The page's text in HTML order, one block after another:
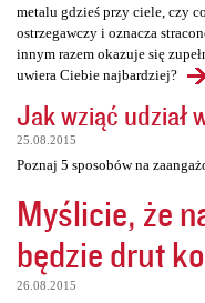
metalu gdzieś przy ciele, czy
ostrzegawczy i oznacza
innym razem okazuje się
uwiera Ciebie najbardziej?
Jak wziąć udział
25.08.2015
Poznaj 5 sposobów na
Myślicie, że
będzie drut
26.08.2015